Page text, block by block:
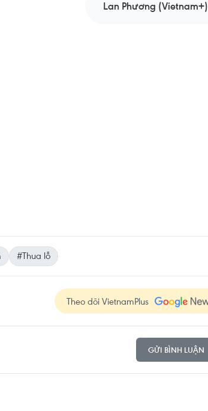
Lan Phương (Vietnam+)
#Thua lỗ
Theo dõi VietnamPlus
GỬI BÌNH LUẬN